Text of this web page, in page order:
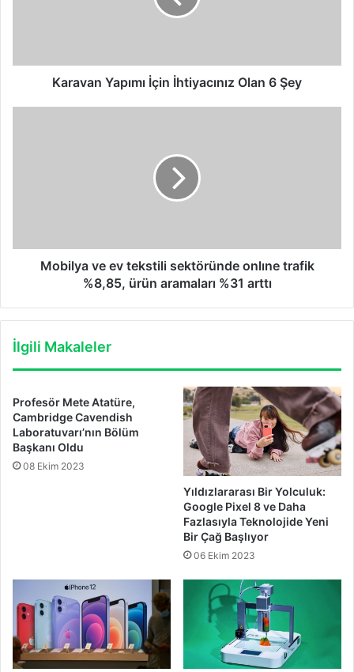
Karavan Yapımı İçin İhtiyacınız Olan 6 Şey
ürün
aramalarıMobilya ve ev tekstili sektöründe onlıne trafik
%8,85, ürün aramaları %31 arttı
İlgili Makaleler
Profesör Mete Atatüre,
Cambridge Cavendish
Laboratuvarı’nın Bölüm
Başkanı Oldu
08 Ekim 2023
Yıldızlararası Bir Yolculuk:
Google Pixel 8 ve Daha
Fazlasıyla Teknolojide Yeni
Bir Çağ Başlıyor
06 Ekim 2023